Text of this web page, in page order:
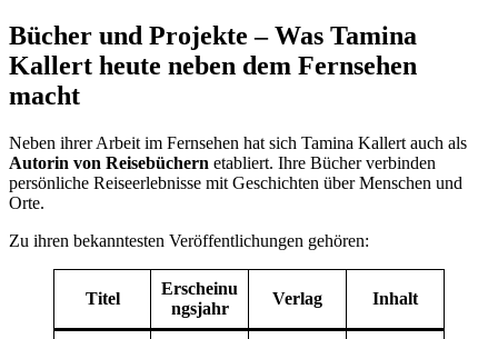
Bücher und Projekte – Was Tamina
Kallert heute neben dem Fernsehen
macht
Neben ihrer Arbeit im Fernsehen hat sich Tamina Kallert auch als
Autorin von Reisebüchern etabliert. Ihre Bücher verbinden
persönliche Reiseerlebnisse mit Geschichten über Menschen und
Orte.
Zu ihren bekanntesten Veröffentlichungen gehören:
Titel
Erscheinu
ngsjahr
Verlag Inhalt